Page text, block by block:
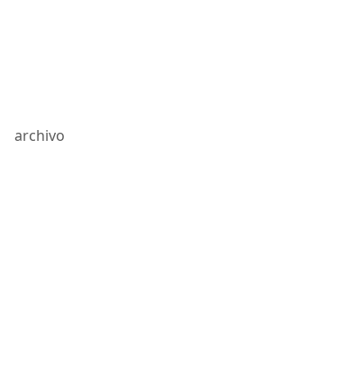
archivo